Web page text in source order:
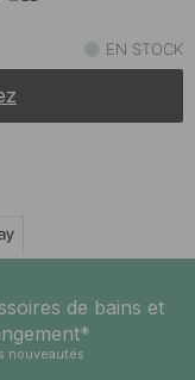
EN STOCK
de bains et
nouveautés